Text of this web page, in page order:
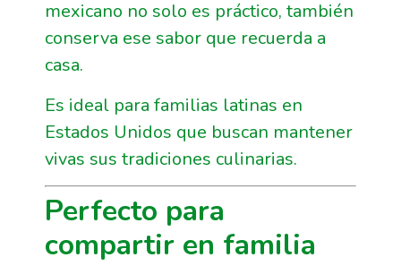
mexicano no solo es práctico, también
conserva ese sabor que recuerda a
casa.
Es ideal para familias latinas en
Estados Unidos que buscan mantener
vivas sus tradiciones culinarias.
Perfecto para
compartir en familia